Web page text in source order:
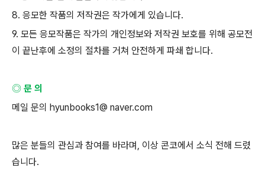
8. 응모한 작품의 저작권은 작가에게 있습니다.
9. 모든 응모작품은 작가의 개인정보와 저작권 보호를 위해 공모전
이 끝난후에 소정의 절차를 거쳐 안전하게 파쇄 합니다.
◎ 문 의
메일 문의 hyunbooks1@ naver.com
많은 분들의 관심과 참여를 바라며, 이상 콘코에서 소식 전해 드렸
습니다.